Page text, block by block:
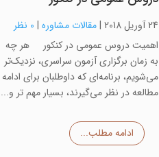
24 آوریل 2018 |مقالات مشاوره | 0 نظر
اهمیت دروس عمومی در کنکور هر چه
به زمان برگزاری آزمون سراسری، نزدیک‌تر
می‌شویم، برنامه‌ای که داوطلبان برای ادامه
مطالعه در نظر می‌گیرند، بسیار مهم تر و...
ادامه مطلب...